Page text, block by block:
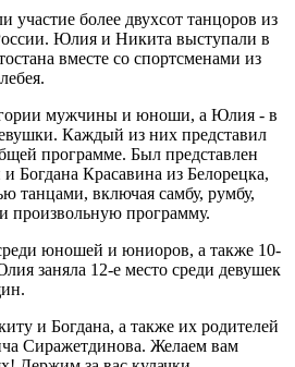
участие более двухсот танцоров из
Юлия и Никита выступали в
вместе со спортсменами из
мужчины и юноши, а Юлия - в
Каждый из них представил
программе. Был представлен
Красавина из Белорецка,
танцами, включая самбу, румбу,
произвольную программу.
юношей и юниоров, а также 10-
заняла 12-е место среди девушек
и Богдана, а также их родителей
Сиражетдинова. Желаем вам